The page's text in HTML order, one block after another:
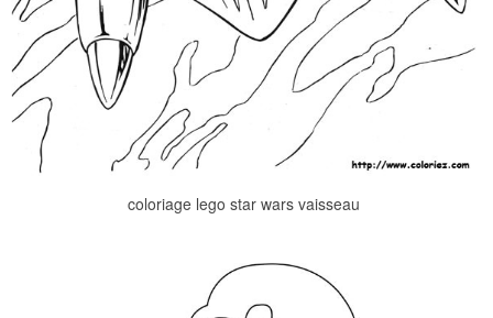
coloriage lego star wars vaisseau